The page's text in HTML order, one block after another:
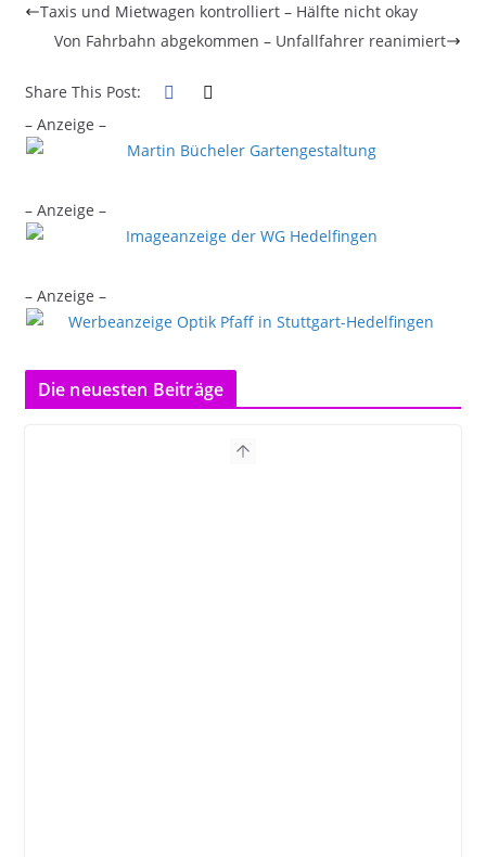
Taxis und Mietwagen kontrolliert – Hälfte nicht okay
Von Fahrbahn abgekommen – Unfallfahrer reanimiert
Share This Post:
– Anzeige –
– Anzeige –
– Anzeige –
Die neuesten Beiträge